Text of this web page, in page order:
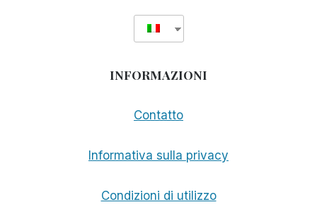
INFORMAZIONI
Contatto
Informativa sulla privacy
Condizioni di utilizzo